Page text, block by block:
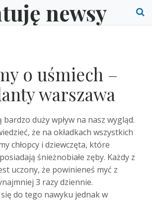
newsy
o uśmiech –
warszawa
bardzo duży wpływ na nasz wygląd.
że na okładkach wszystkich
chłopcy i dziewczęta, które
śnieżnobiałe zęby. Każdy z
uczony, że powinieneś myć z
3 razy dziennie.
do tego nawyku jednak w